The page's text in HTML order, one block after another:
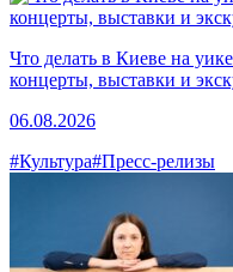
Что делать в Киеве на
концерты, выставки и
06.08.2026
#Культура#Пресс-релизы